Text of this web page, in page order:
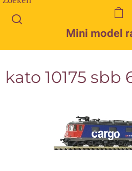
Mini model
kato 10175 sbb